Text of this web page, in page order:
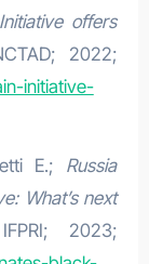
offers
2022;
initiative-
E.; Russia
What’s next
2023;